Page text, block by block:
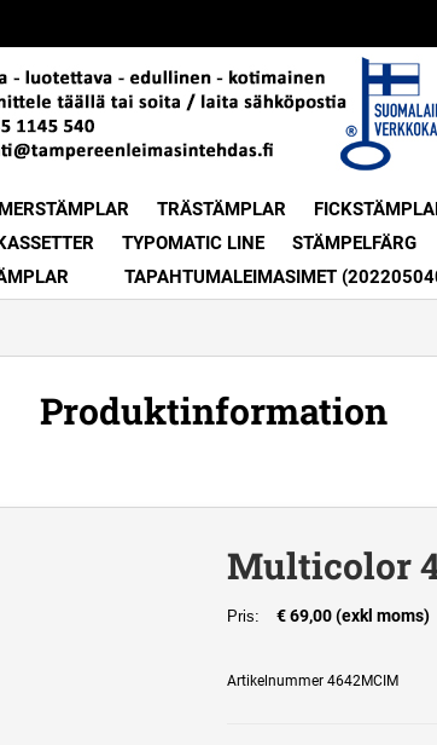
TRÄSTÄMPLAR
TYPOMATIC LINE STÄMPELFÄRG
TAPAHTUMALEIMASIMET
Produktinformation
Multicolor
Pris: € 69,00 (exkl moms)
Artikelnummer 4642MCIM